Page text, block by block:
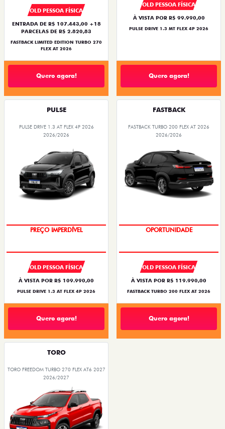
OLD PESSOA FÍSICA
ENTRADA DE R$ 107.443,00 +18
PARCELAS DE R$ 2.820,83
FASTBACK LIMITED EDITION TURBO 270
FLEX AT 2026
Quero agora!
OLD PESSOA FÍSICA
À VISTA POR R$ 99.990,00
PULSE DRIVE 1.3 MT FLEX 4P 2026
Quero agora!
PULSE
PULSE DRIVE 1.3 AT FLEX 4P 2026
2026/2026
PREÇO IMPERDÍVEL
OLD PESSOA FÍSICA
À VISTA POR R$ 109.990,00
PULSE DRIVE 1.3 AT FLEX 4P 2026
Quero agora!
FASTBACK
FASTBACK TURBO 200 FLEX AT 2026
2026/2026
OPORTUNIDADE
OLD PESSOA FÍSICA
À VISTA POR R$ 119.990,00
FASTBACK TURBO 200 FLEX AT 2026
Quero agora!
TORO
TORO FREEDOM TURBO 270 FLEX AT6 2027
2026/2027